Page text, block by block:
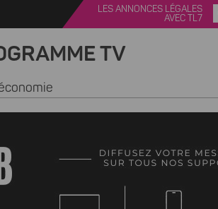
LES ANNONCES LÉGALES
AVEC TL7
TV